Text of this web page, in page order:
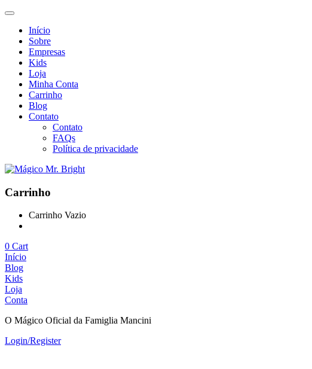
Início
Sobre
Empresas
Kids
Loja
Minha Conta
Carrinho
Blog
Contato
Contato
FAQs
Política de privacidade
Carrinho
Carrinho Vazio
0 Cart
Início
Blog
Kids
Loja
Conta
O Mágico Oficial da Famiglia Mancini
Login/Register